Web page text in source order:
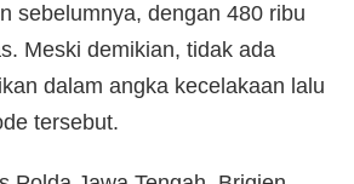
sebelumnya, dengan 480 ribu
Meski demikian, tidak ada
dalam angka kecelakaan lalu
tersebut.